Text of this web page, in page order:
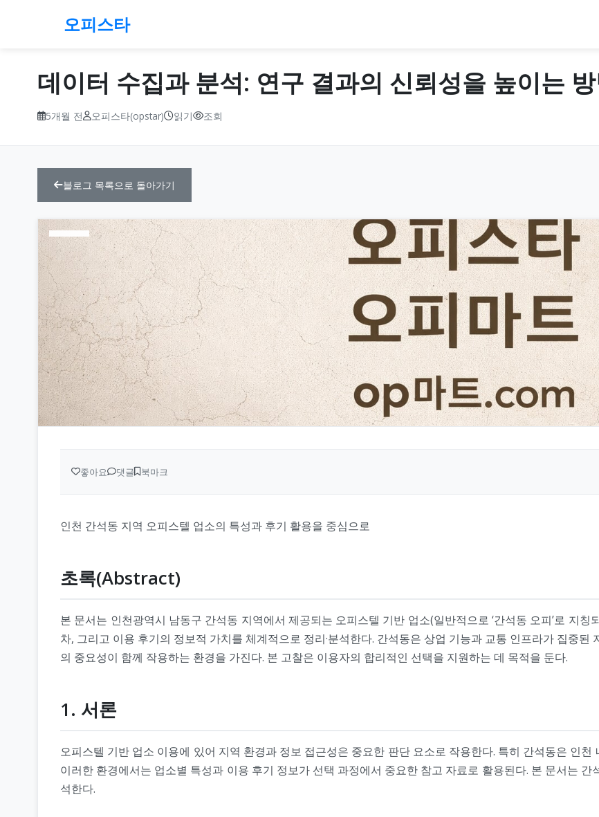
오피스타
데이터 수집과 분석: 연구 결과의 신뢰성을 높이는
5개월 전 오피스타(opstar) 읽기 조회
블로그 목록으로 돌아가기
좋아요 댓글 북마크
인천 간석동 지역 오피스텔 업소의 특성과 후기 활용을 중심으로
초록(Abstract)
본 문서는 인천광역시 남동구 간석동 지역에서 제공되는 오피스텔 기반 업소(일반적으로 ‘간석동 오피’로 지
차, 그리고 이용 후기의 정보적 가치를 체계적으로 정리·분석한다. 간석동은 상업 기능과 교통 인프라가 집중
의 중요성이 함께 작용하는 환경을 가진다. 본 고찰은 이용자의 합리적인 선택을 지원하는 데 목적을 둔다.
1. 서론
오피스텔 기반 업소 이용에 있어 지역 환경과 정보 접근성은 중요한 판단 요소로 작용한다. 특히 간석동은 인
이러한 환경에서는 업소별 특성과 이용 후기 정보가 선택 과정에서 중요한 참고 자료로 활용된다. 본 문서는
석한다.